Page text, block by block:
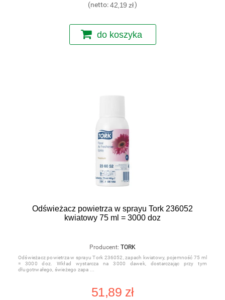
(netto:42,19 zł)
do koszyka
Odświeżacz powietrza w sprayu Tork 236052
kwiatowy 75 ml = 3000 doz
Producent: TORK
Odświeżacz powietrza w sprayu Tork 236052, zapach kwiatowy, pojemność 75 ml
= 3000 doz. Wkład wystarcza na 3000 dawek, dostarczając przy tym
długotrwałego, świeżego zapa
51,89 zł